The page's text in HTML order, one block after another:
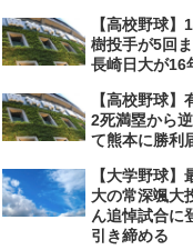
【高校野球
樹投手が5回
長崎日大が16
【高校野球
2死満塁から
て熊本に勝利
【大学野球
大の常深颯大
ん追悼試合に
引き締める